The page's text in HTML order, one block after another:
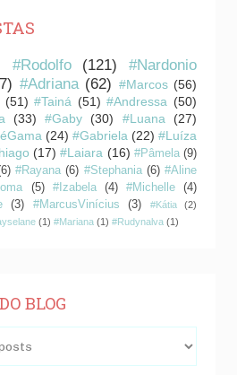
#Rodolfo (121)
#Nardonio
#Adriana (62) #Marcos (56)
(51) #Tainá (51) #Andressa (50)
(33) #Gaby (30) #Luana
(27)
(24) #Gabriela (22) #Luíza
(17) #Laiara (16) #Pâmela (9)
#Rayana (6) #Stephania (6) #Aline
(5) #Izabela (4) #Michelle
(4)
(3) #MarcusVinícius (3) #Kátia
(2)
(1) #Mariana (1) #Rudynalva (1)
BLOG